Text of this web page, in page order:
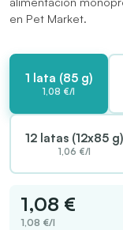
en Pet Market.
1 lata (85 g)
1,08 €/l
12 latas (12x85 g)
1,06 €/l
1,08 €
1,08 €/l